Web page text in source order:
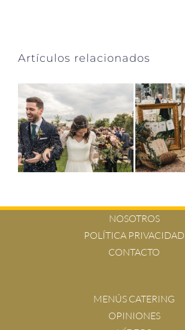
Artículos relacionados
fechas más
económicas
NOSOTROS
POLÍTICA PRIVACIDAD
CONTACTO
MENÚS CATERING
OPINIONES